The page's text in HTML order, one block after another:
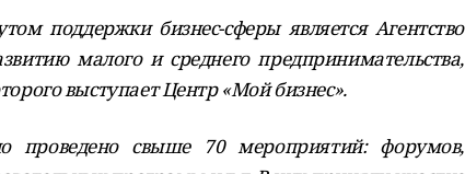
поддержки бизнес-сферы является Агентство
малого и среднего предпринимательства,
выступает Центр «Мой бизнес».
свыше 70 мероприятий: форумов,